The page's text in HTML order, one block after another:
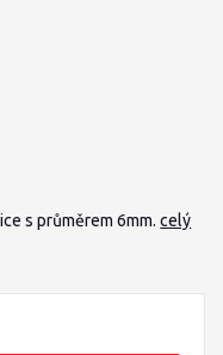
s průměrem 6mm.celý